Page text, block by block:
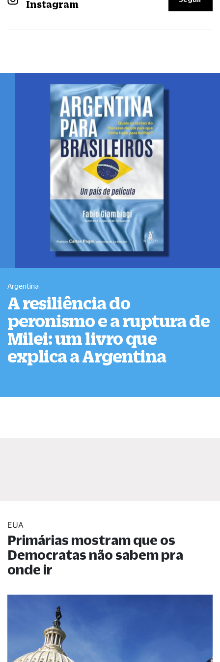
Instagram
Argentina
A resiliência do
peronismo e a ruptura de
Milei: um livro que
explica a Argentina
EUA
Primárias mostram que os
Democratas não sabem pra
onde ir